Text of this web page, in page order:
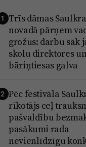
1 Trīs dāmas
novadā pārņem
grožus: darbu sāk
skolu direktores un
bāriņtiesas galva
2 Pēc festivāla
rīkotājs ceļ
pašvaldību
pasākumi rada
nevienlīdzīgu